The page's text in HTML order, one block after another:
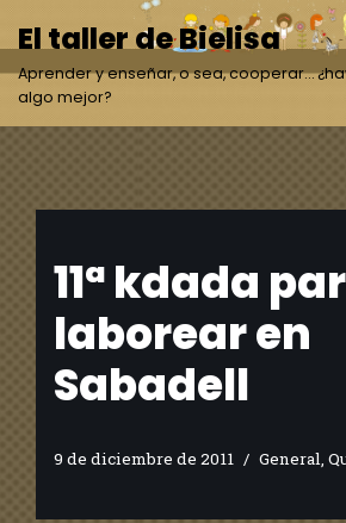
Saltar
al
contenido
El taller de Bielisa
Aprender y enseñar, o sea, cooperar…
algo mejor?
11ª kdada
laborear en
Sabadell
9 de diciembre de 2011 General,